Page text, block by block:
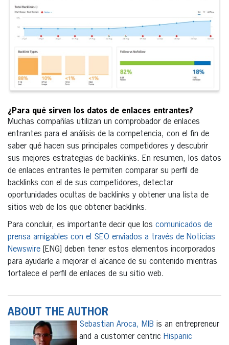
¿Para qué sirven los datos de enlaces entrantes?
Muchas compañías utilizan un comprobador de enlaces
entrantes para el análisis de la competencia, con el fin de
saber qué hacen sus principales competidores y descubrir
sus mejores estrategias de backlinks. En resumen, los datos
de enlaces entrantes le permiten comparar su perfil de
backlinks con el de sus competidores, detectar
oportunidades ocultas de backlinks y obtener una lista de
sitios web de los que obtener backlinks.
Para concluir, es importante decir que los comunicados de
prensa amigables con el SEO enviados a través de Noticias
Newswire [ENG] deben tener estos elementos incorporados
para ayudarle a mejorar el alcance de su contenido mientras
fortalece el perfil de enlaces de su sitio web.
ABOUT THE AUTHOR
Sebastian Aroca, MIB is an entrepreneur
and a customer centric Hispanic